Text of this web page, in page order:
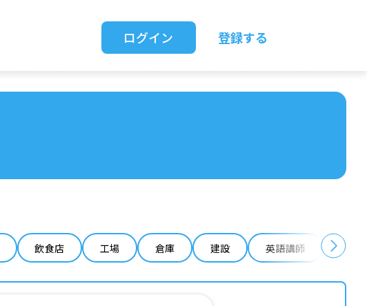
ログイン 登録する
飲食店 工場 倉庫 建設 英語講師 IT